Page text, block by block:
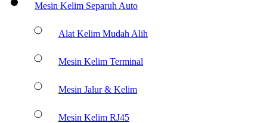
Mesin Kelim Separuh Auto
Alat Kelim Mudah Alih
Mesin Kelim Terminal
Mesin Jalur & Kelim
Mesin Kelim RJ45